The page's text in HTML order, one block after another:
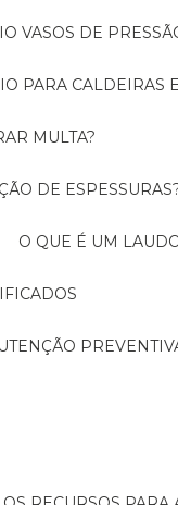
VASOS DE
PARA CALDEIRAS
MULTA?
DE
O QUE É UM